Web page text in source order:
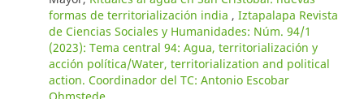
formas de territorialización india , Iztapalapa Revista
de Ciencias Sociales y Humanidades: Núm. 94/1
(2023): Tema central 94: Agua, territorialización y
acción política/Water, territorialization and political
action. Coordinador del TC: Antonio Escobar